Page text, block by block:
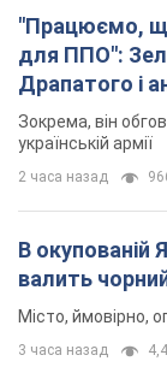
"Працюємо,
для ППО":
Драпатого і
Зокрема, він
українській армії
2 часа назад
В окупованій
валить
Місто, ймовірно,
3 часа назад